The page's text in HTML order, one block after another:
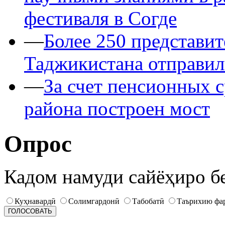
фестиваля в Согде
—Более 250
Таджикистана
—За счет пенсионных
района построен мост
Опрос
Кадом намуди сайёҳиро
Куҳнавардӣ Солимгардонӣ Табобатӣ Таърихию